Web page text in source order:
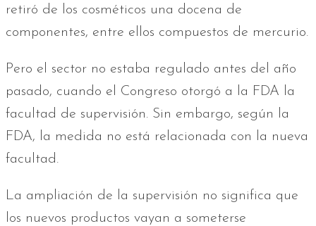
retiró de los cosméticos una docena de
componentes, entre ellos compuestos de mercurio.
Pero el sector no estaba regulado antes del año
pasado, cuando el Congreso otorgó a la FDA la
facultad de supervisión. Sin embargo, según la
FDA, la medida no está relacionada con la nueva
facultad.
La ampliación de la supervisión no significa que
los nuevos productos vayan a someterse